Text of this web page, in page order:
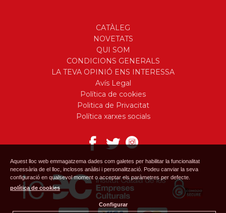
CATÀLEG
NOVETATS
QUI SOM
CONDICIONS GENERALS
LA TEVA OPINIÓ ENS INTERESSA
Avís Legal
Política de cookies
Politica de Privacitat
Política xarxes socials
Aquest lloc web emmagatzema dades com galetes per habilitar la funcionalitat
necessària de el lloc, inclosos anàlisi i personalització. Podeu canviar la seva
configuració en qualsevol moment o acceptar els paràmetres per defecte.
política de cookies
Configurar